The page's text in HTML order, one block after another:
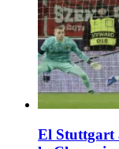
El Stuttgart